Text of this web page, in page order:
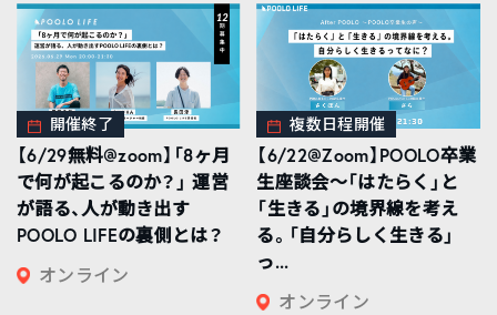
開催終了
【6/29無料@zoom】「8ヶ月
で何が起こるのか？」 運営
が語る、人が動き出す
POOLO LIFEの裏側とは？
オンライン
複数日程開催
【6/22@Zoom】POOLO卒業
生座談会〜「はたらく」と
「生きる」の境界線を考え
る。「自分らしく生きる」
っ...
オンライン